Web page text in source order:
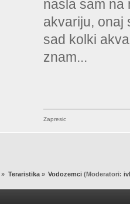
nasla sam na
akvariju, onaj
sad kolki
znam...
Zapresic
» Teraristika» Vodozemci (Moderatori: